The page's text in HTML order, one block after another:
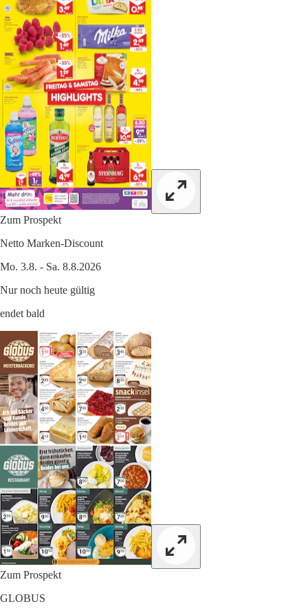
Zum Prospekt
Netto Marken-Discount
Mo. 3.8. - Sa. 8.8.2026
Nur noch heute gültig
endet bald
Zum Prospekt
GLOBUS